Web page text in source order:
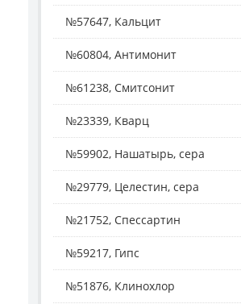
№57647, Кальцит
№60804, Антимонит
№61238, Смитсонит
№23339, Кварц
№59902, Нашатырь, сера
№29779, Целестин, сера
№21752, Спессартин
№59217, Гипс
№51876, Клинохлор